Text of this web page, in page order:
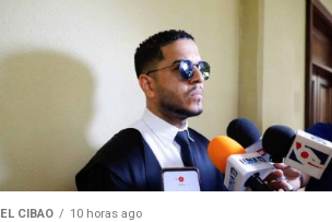
EL CIBAO 10 horas ago